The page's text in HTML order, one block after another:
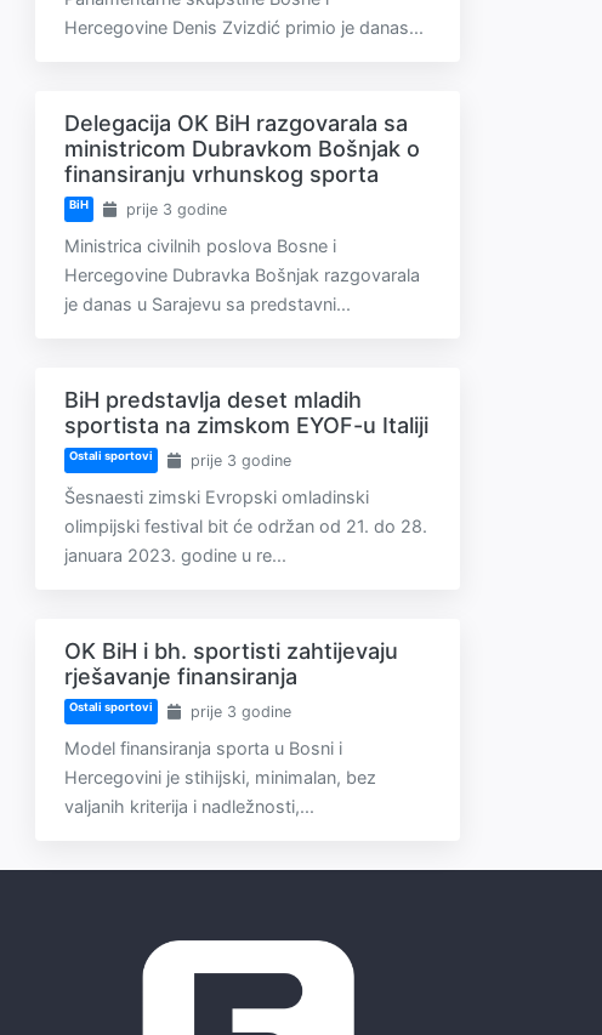
Hercegovine Denis Zvizdić primio je danas...
Delegacija OK BiH razgovarala sa
ministricom Dubravkom Bošnjak o
finansiranju vrhunskog sporta
BiH prije 3 godine
Ministrica civilnih poslova Bosne i
Hercegovine Dubravka Bošnjak razgovarala
je danas u Sarajevu sa predstavni...
BiH predstavlja deset mladih
sportista na zimskom EYOF-u Italiji
Ostali sportovi prije 3 godine
Šesnaesti zimski Evropski omladinski
olimpijski festival bit će održan od 21. do 28.
januara 2023. godine u re...
OK BiH i bh. sportisti zahtijevaju
rješavanje finansiranja
Ostali sportovi prije 3 godine
Model finansiranja sporta u Bosni i
Hercegovini je stihijski, minimalan, bez
valjanih kriterija i nadležnosti,...